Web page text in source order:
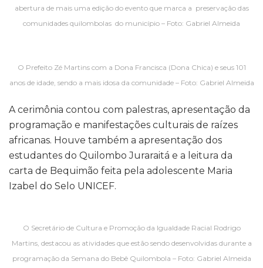
abertura de mais uma edição do evento que marca a preservação das
comunidades quilombolas do município – Foto: Gabriel Almeida
O Prefeito Zé Martins com a Dona Francisca (Dona Chica) e seus 101
anos de idade, sendo a mais idosa da comunidade – Foto: Gabriel Almeida
A cerimônia contou com palestras, apresentação da
programação e manifestações culturais de raízes
africanas. Houve também a apresentação dos
estudantes do Quilombo Juraraitá e a leitura da
carta de Bequimão feita pela adolescente Maria
Izabel do Selo UNICEF.
O Secretário de Cultura e Promoção da Igualdade Racial Rodrigo
Martins, destacou as atividades que estão sendo desenvolvidas durante a
programação da Semana do Bebê Quilombola – Foto: Gabriel Almeida